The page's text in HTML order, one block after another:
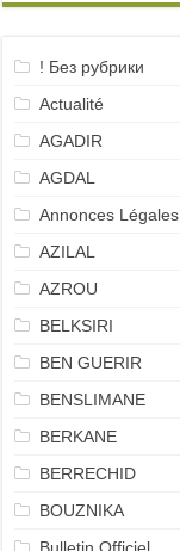
! Без рубрики
Actualité
AGADIR
AGDAL
Annonces Légales
AZILAL
AZROU
BELKSIRI
BEN GUERIR
BENSLIMANE
BERKANE
BERRECHID
BOUZNIKA